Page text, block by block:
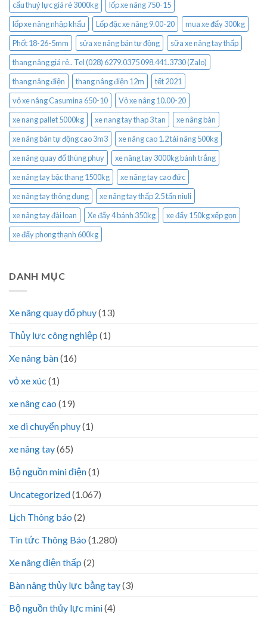
cẩu thuỷ lực giá rẻ 3000kg
lốp xe nâng 750-15
lốp xe nâng nhập khẩu
Lốp đặc xe nâng 9.00-20
mua xe đẩy 300kg
Phốt 18-26-5mm
sửa xe nâng bán tự động
sữa xe nâng tay thấp
thang nâng giá rẻ.. Tel (028) 6279.0375 098.441.3730 (Zalo)
thang nâng điện
thang nâng điện 12m
tết 2021
vỏ xe nâng Casumina 650-10
Vỏ xe nâng 10.00-20
xe nang pallet 5000kg
xe nang tay thap 3 tan
xe nâng bàn
xe nâng bán tự động cao 3m3
xe nâng cao 1.2 tải nâng 500kg
xe nâng quay đổ thùng phuy
xe nâng tay 3000kg bánh trắng
xe nâng tay bậc thang 1500kg
xe nâng tay cao đức
xe nâng tay thông dụng
xe nâng tay thấp 2.5 tấn niuli
xe nâng tay đài loan
Xe đẩy 4 bánh 350kg
xe đẩy 150kg xếp gọn
xe đẩy phong thạnh 600kg
DANH MỤC
Xe nâng quay đổ phuy(13)
Thủy lực công nghiệp (1)
Xe nâng bàn(16)
vỏ xe xúc (1)
xe nâng cao (19)
xe di chuyển phuy(1)
xe nâng tay(65)
Bộ nguồn mini điện(1)
Uncategorized(1.067)
Lịch Thông báo (2)
Tin tức Thông Báo (1.280)
Xe nâng điện thấp (2)
Bàn nâng thủy lực bằng tay(3)
Bộ nguồn thủy lực mini(4)